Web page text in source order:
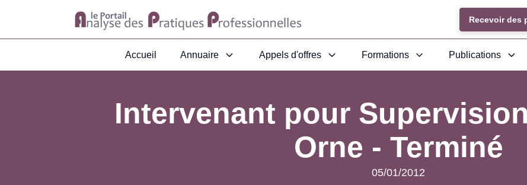
Recevoir des
Accueil Annuaire Appels d'offres Formations Publications
Intervenant pour
Orne - Terminé
05/01/2012